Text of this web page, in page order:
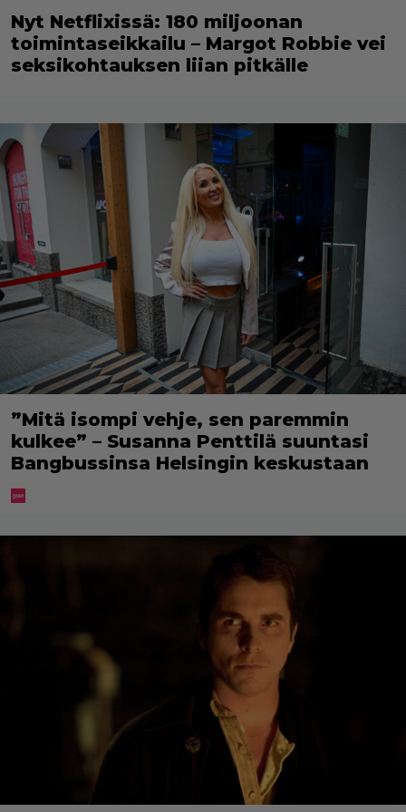
Nyt Netflixissä: 180 miljoonan
toimintaseikkailu – Margot Robbie vei
seksikohtauksen liian pitkälle
”Mitä isompi vehje, sen paremmin
kulkee” – Susanna Penttilä suuntasi
Bangbussinsa Helsingin keskustaan